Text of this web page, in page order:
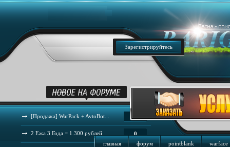
Зарегистрируйтесь
44
[Продажа] WarPack + AvtoBot...
0
2 Ежа 3 Года = 1.300 рублей
главная
форум pointblank warface